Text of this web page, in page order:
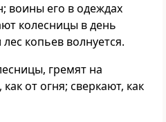
воины его в одеждах
колесницы в день
копьев волнуется.
гремят на
от огня; сверкают, как